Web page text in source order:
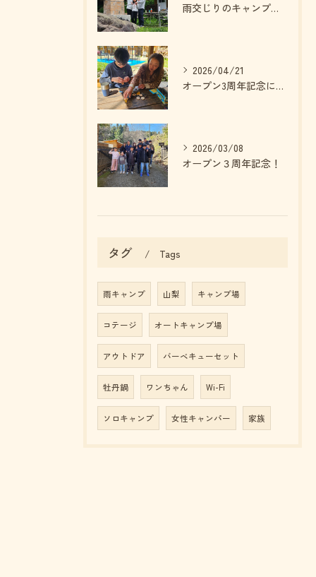
雨交じりのキャンプでも最高に楽しめます！
2026/04/21
オープン3周年記念に素敵なプレゼントをいただきました！！
2026/03/08
オープン３周年記念！
タグ Tags
雨キャンプ 山梨 キャンプ場
コテージ オートキャンプ場
アウトドア バーベキューセット
牡丹鍋 ワンちゃん Wi-Fi
ソロキャンプ 女性キャンパー 家族